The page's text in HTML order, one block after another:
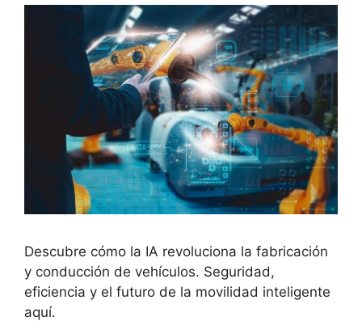
Descubre cómo la IA revoluciona la fabricación
y conducción de vehículos. Seguridad,
eficiencia y el futuro de la movilidad inteligente
aquí.